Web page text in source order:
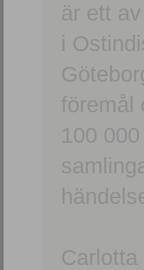
är ett
i
föremål
100